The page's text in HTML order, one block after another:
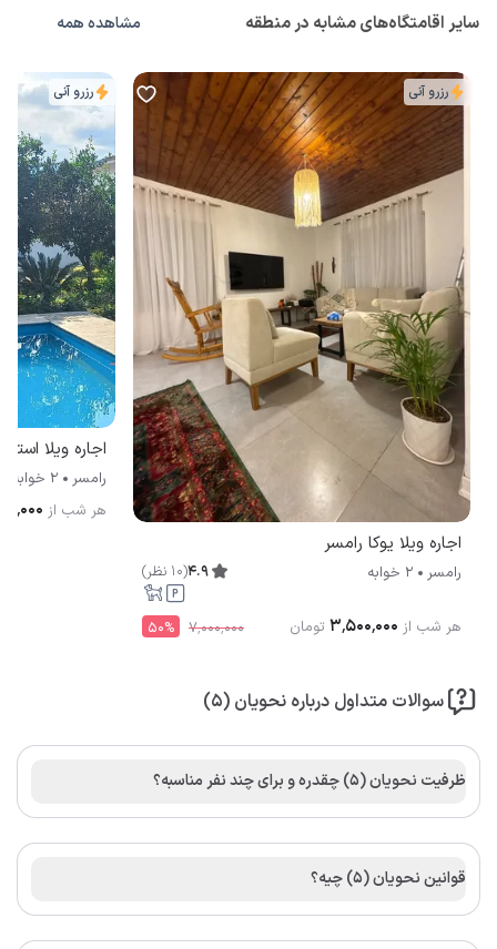
سایر اقامتگاه‌های مشابه در منطقه مشاهده همه
رزرو آنی
اجاره ویلا یوکا رامسر
رامسر 2 خوابه 4.9
(
10 نظر)
۷٬۰۰۰٬۰۰۰ 50% هر شب از ۳٬۵۰۰٬۰۰۰ تومان
رزرو آنی
اجاره ویلا
رامسر
2 خوابه
هر شب از
سوالات متداول درباره نحویان (5)
ظرفیت نحویان (5) چقدره و برای چند نفر مناسبه؟
قوانین نحویان (5) چیه؟